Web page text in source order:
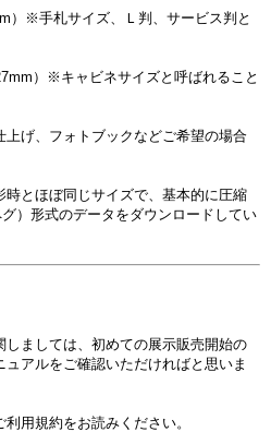
）※手札サイズ、Ｌ判、サービス判と
）※キャビネサイズと呼ばれること
上げ、フォトブックなどご希望の場合
とほぼ同じサイズで、基本的に圧縮
）形式のデータをダウンロードしてい
しましては、初めての展示販売開始の
アルをご確認いただければと思いま
用規約をお読みください。